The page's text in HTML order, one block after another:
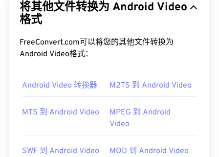
CDMA 是一项移动技术，因此 3G2 格式允许 CDMA
网络上的手机通过高速无线连接捕获、保存、传送和
如何打开 3G2 文件？
管 3G2 是为移动设备设计的，但该文件格式在大多
Windows。
3G2 是一种灵活的文件格式，支持通过
此类支持的免费第三方工具兼容。例如AutoGK。
将其他文件转换为 Android Video
格式
FreeConvert.com可以将您的其他文件转换为
Android Video格式：
Android Video 转换器 M2TS 到 Android Video
MTS 到 Android Video
MPEG 到 Android
Video
SWF 到 Android Video MOD 到 Android Video